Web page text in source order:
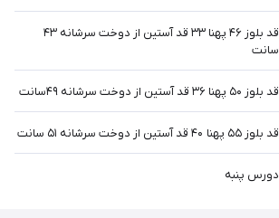
قد بلوز ۴۶ پهنا ۳۳ قد آستین از دوخت سرشانه ۴۳
سانت
قد بلوز ۵۰ پهنا ۳۶ قد آستین از دوخت سرشانه ۴۹سانت
قد بلوز ۵۵ پهنا ۴۰ قد آستین از دوخت سرشانه ۵۱ سانت
دورس پنبه